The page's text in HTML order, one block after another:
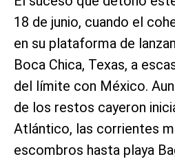
18 de junio, cuando el
en su plataforma de
Boca Chica, Texas, a
del límite con México.
de los restos cayeron
Atlántico, las corrientes
escombros hasta playa